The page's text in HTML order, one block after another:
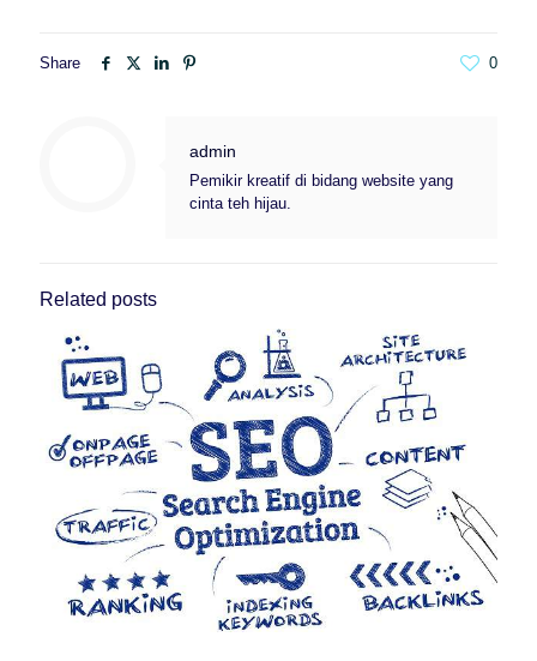
Share 0
admin
Pemikir kreatif di bidang website yang
cinta teh hijau.
Related posts